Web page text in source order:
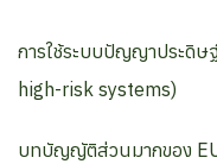
การใช้ระบบปัญญาประดิ
high-risk systems)
บทบัญญัติส่วนมากของ